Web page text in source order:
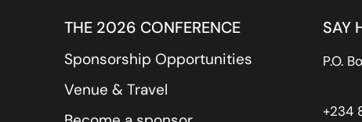
THE 2026 CONFERENCE
Sponsorship Opportunities
Venue & Travel
SAY
P.O.
+234